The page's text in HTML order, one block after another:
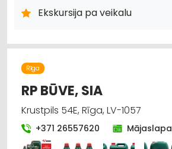
KRĀSAS UN LAKAS, BŪVĶĪMIJA: RAŽOŠANA
KRĀSAS, LAKAS, BŪVĶĪMIJA: TIRDZNIECĪBA
Ekskursija pa veikalu
Rīga
RP BŪVE, SIA
Krustpils 54E, Rīga, LV-1057
+371 26557620 Mājaslapa